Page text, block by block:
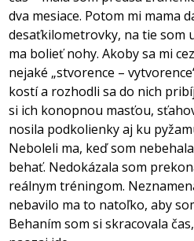
dva mesiace. Potom mi mama
desaťkilometrovky, na tie som
ma bolieť nohy. Akoby sa mi
nejaké „stvorence –
kostí a rozhodli sa do nich
si ich konopnou masťou,
nosila podkolienky aj ku
Neboleli ma, keď som
behať. Nedokázala som
reálnym tréningom.
nebavilo ma to natoľko, aby
Behaním som si skracovala